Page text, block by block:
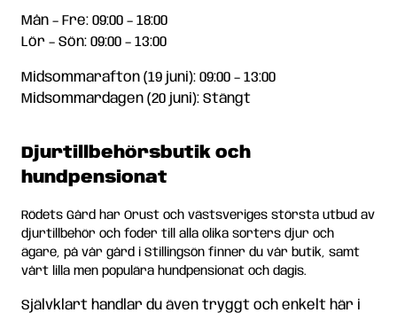
Mån – Fre: 09:00 – 18:00
Lör – Sön: 09:00 – 13:00
Midsommarafton (19 juni): 09:00 – 13:00
Midsommardagen (20 juni): Stängt
Djurtillbehörsbutik och
hundpensionat
Rödets Gård har Orust och västsveriges största utbud av
djurtillbehör och foder till alla olika sorters djur och
ägare, på vår gård i Stillingsön finner du vår butik, samt
vårt lilla men populära hundpensionat och dagis.
Självklart handlar du även tryggt och enkelt här i